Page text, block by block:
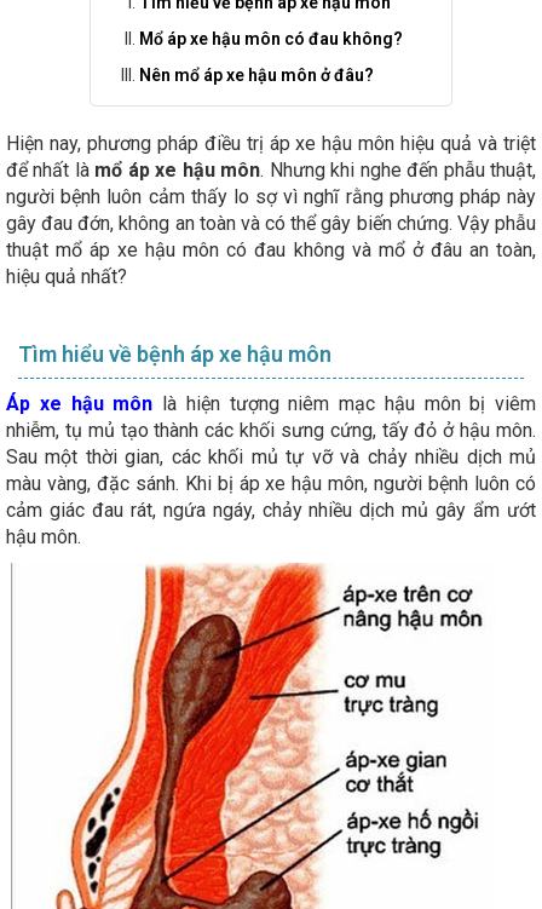
Mổ áp xe hậu môn có đau không?
Nên mổ áp xe hậu môn ở đâu?
Hiện nay, phương pháp điều trị áp xe hậu môn hiệu quả và triệt
để nhất là mổ áp xe hậu môn. Nhưng khi nghe đến phẫu thuật,
người bệnh luôn cảm thấy lo sợ vì nghĩ rằng phương pháp này
gây đau đớn, không an toàn và có thể gây biến chứng. Vậy phẫu
thuật mổ áp xe hậu môn có đau không và mổ ở đâu an toàn,
hiệu quả nhất?
Tìm hiểu về bệnh áp xe hậu môn
Áp xe hậu môn là hiện tượng niêm mạc hậu môn bị viêm
nhiễm, tụ mủ tạo thành các khối sưng cứng, tấy đỏ ở hậu môn.
Sau một thời gian, các khối mủ tự vỡ và chảy nhiều dịch mủ
màu vàng, đặc sánh. Khi bị áp xe hậu môn, người bệnh luôn có
cảm giác đau rát, ngứa ngáy, chảy nhiều dịch mủ gây ẩm ướt
hậu môn.